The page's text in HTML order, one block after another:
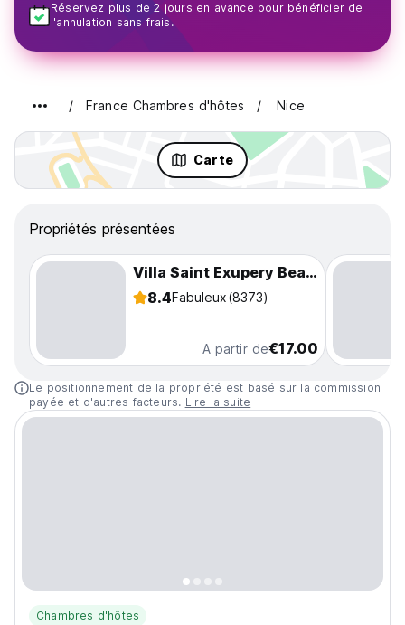
Réservez plus de 2 jours en avance pour bénéficier de
l'annulation sans frais.
France Chambres d'hôtes Nice
Carte
Propriétés présentées
Villa Saint Exupery Beach
8.4Fabuleux(8373)
A partir de€17.00
Le positionnement de la propriété est basé sur la commission
payée et d'autres facteurs. Lire la suite
Chambres d'hôtes